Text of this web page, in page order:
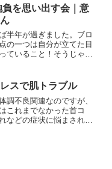
いているかをわたしが問
たしはメー...
を思い出す会｜意
半年が過ぎました。ブロ
の一つは自分が立てた目
ていること！そうじゃな
が良いらしいのですが、
にわたし...
スで肌トラブル
調不良関連なのですが、
これまでなかった首コ
などの症状に悩まされて